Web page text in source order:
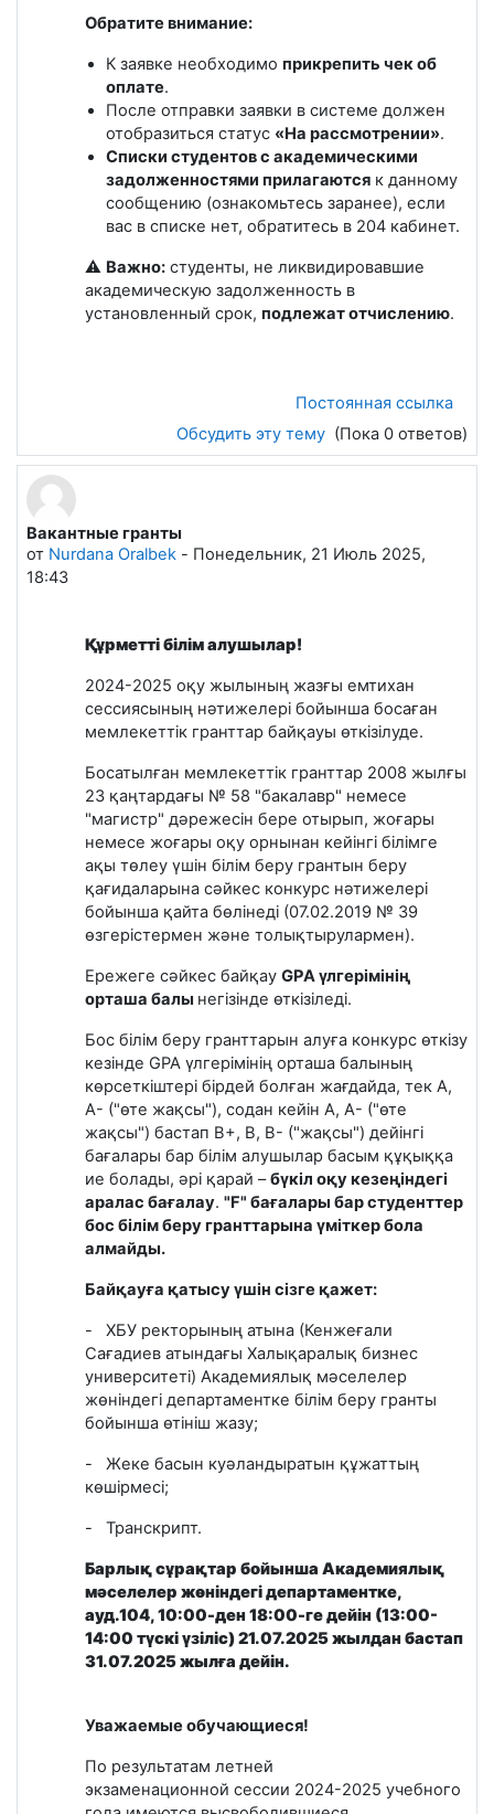
Обратите внимание:
К заявке необходимоприкрепить чек об
оплате.
После отправки заявки в системе должен
отобразиться статус «На рассмотрении».
Списки студентов с академическими
задолженностями прилагаются к данному
сообщению (ознакомьтесь заранее), если
вас в списке нет, обратитесь в 204 кабинет.
⚠️ Важно: студенты, не ликвидировавшие
академическую задолженность в
установленный срок, подлежат отчислению.
Постоянная ссылка
Обсудить эту тему (Пока 0 ответов)
Вакантные гранты
от Nurdana Oralbek - Понедельник, 21 Июль 2025,
18:43
Құрметті білім алушылар!
2024-2025 оқу жылының жазғы емтихан
сессиясының нәтижелері бойынша босаған
мемлекеттік гранттар байқауы өткізілуде.
Босатылған мемлекеттік гранттар 2008 жылғы
23 қаңтардағы № 58 "бакалавр" немесе
"магистр" дәрежесін бере отырып, жоғары
немесе жоғары оқу орнынан кейінгі білімге
ақы төлеу үшін білім беру грантын беру
қағидаларына сәйкес конкурс нәтижелері
бойынша қайта бөлінеді (07.02.2019 № 39
өзгерістермен және толықтырулармен).
Ережеге сәйкес байқау GPA үлгерімінің
орташа балы негізінде өткізіледі.
Бос білім беру гранттарын алуға конкурс өткізу
кезінде GPA үлгерімінің орташа балының
көрсеткіштері бірдей болған жағдайда, тек А,
А- ("өте жақсы"), содан кейін А, А- ("өте
жақсы") бастап В+, В, В- ("жақсы") дейінгі
бағалары бар білім алушылар басым құқыққа
ие болады, әрі қарай –бүкіл оқу кезеңіндегі
аралас бағалау. "F" бағалары бар студенттер
бос білім беру гранттарына үміткер бола
алмайды.
Байқауға қатысу үшін сізге қажет:
- ХБУ ректорының атына (Кенжеғали
Сағадиев атындағы Халықаралық бизнес
университеті) Академиялық мәселелер
жөніндегі департаментке білім беру гранты
бойынша өтініш жазу;
- Жеке басын куәландыратын құжаттың
көшірмесі;
- Транскрипт.
Барлық сұрақтар бойынша Академиялық
мәселелер жөніндегі департаментке,
ауд.104, 10:00-ден 18:00-ге дейін (13:00-
14:00 түскі үзіліс)21.07.2025 жылдан бастап
31.07.2025 жылға дейін.
Уважаемые обучающиеся!
По результатам летней
экзаменационной сессии 2024-2025 учебного